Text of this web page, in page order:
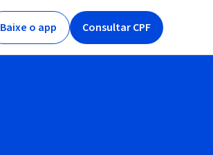
Baixe o app Consultar CPF